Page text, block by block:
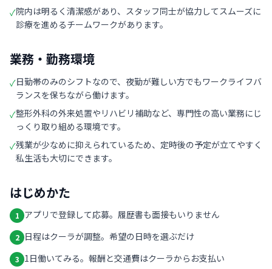
✓院内は明るく清潔感があり、スタッフ同士が協力してスムーズに
診療を進めるチームワークがあります。
業務・勤務環境
✓日勤帯のみのシフトなので、夜勤が難しい方でもワークライフバ
ランスを保ちながら働けます。
✓整形外科の外来処置やリハビリ補助など、専門性の高い業務にじ
っくり取り組める環境です。
✓残業が少なめに抑えられているため、定時後の予定が立てやすく
私生活も大切にできます。
はじめかた
1 アプリで登録して応募。履歴書も面接もいりません
2 日程はクーラが調整。希望の日時を選ぶだけ
3 1日働いてみる。報酬と交通費はクーラからお支払い